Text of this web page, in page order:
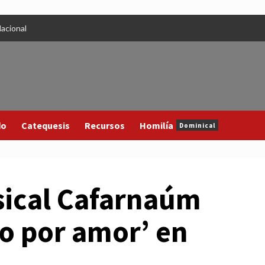
Catequesis Recursos Homilía Dominical
Cafarnaúm
por amor’ en